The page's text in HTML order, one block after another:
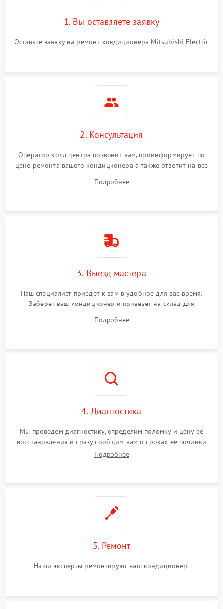
1000 ₽
1. Вы оставляете заявку
Оставьте заявку на ремонт кондиционера Mitsubishi Electric
2. Консультация
Оператор колл центра позвонит вам, проинформирует по
цене ремонта вашего кондиционера а также ответит на все
Подробнее
3. Выезд мастера
Наш специалист приедет к вам в удобное для вас время.
Заберет ваш кондиционер и привезет на склад для
Подробнее
4. Диагностика
Мы проведем диагностику, определим поломку и цену ее
восстановления и сразу сообщим вам о сроках ее починки
Подробнее
5. Ремонт
Наши эксперты ремонтируют ваш кондиционер.